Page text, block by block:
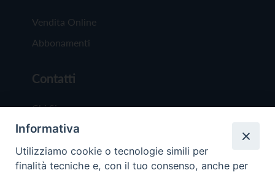
Vendita Online
Abbonamenti
Contatti
Chi Siamo
Redazione
Scrivici
Informativa
Utilizziamo cookie o tecnologie simili per
finalità tecniche e, con il tuo consenso, anche per